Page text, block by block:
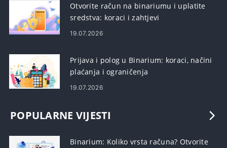
Otvorite račun na binariumu i uplatite
sredstva: koraci i zahtjevi
19.07.2026
Prijava i polog u Binarium: koraci, načini
plaćanja i ograničenja
19.07.2026
POPULARNE VIJESTI
Binarium: Koliko vrsta računa? Otvorite